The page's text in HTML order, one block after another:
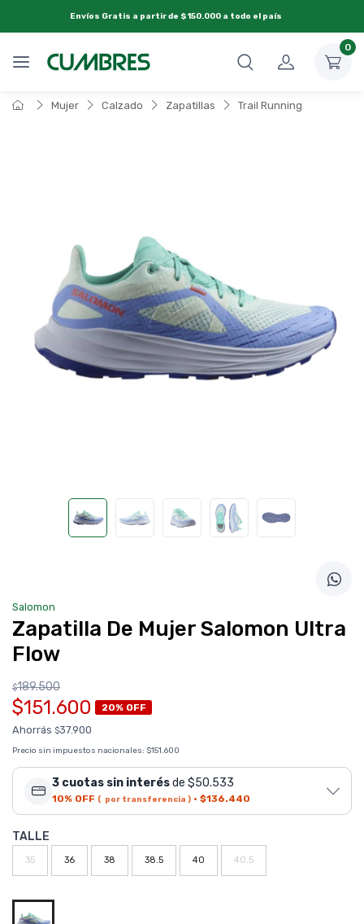
Envíos Gratis a partir de $150.000 a todo el país
0
Mujer Calzado Zapatillas Trail Running
Salomon
Zapatilla De Mujer Salomon Ultra
Flow
$189.500
$151.600 20% OFF
Ahorrás $37.900
Precio sin impuestos nacionales: $151.600
3 cuotas sin interésde $50.533
10% OFF ( por transferencia ) · $136.440
TALLE
35 36 38 38.5 40 40.5